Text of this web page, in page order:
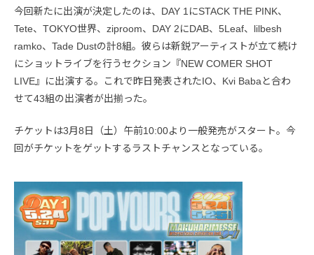
今回新たに出演が決定したのは、DAY 1にSTACK THE PINK、
Tete、TOKYO世界、ziproom、DAY 2にDAB、5Leaf、lilbesh
ramko、Tade Dustの計8組。彼らは新鋭アーティストが立て続け
にショットライブを行うセクション『NEW COMER SHOT
LIVE』に出演する。これで昨日発表されたIO、Kvi Babaと合わ
せて43組の出演者が出揃った。
チケットは3月8日（土）午前10:00より一般発売がスタート。今
回がチケットをゲットするラストチャンスとなっている。